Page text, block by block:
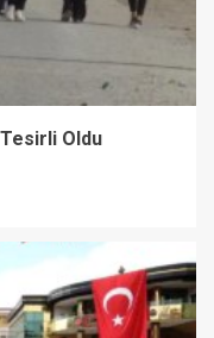
Tesirli Oldu